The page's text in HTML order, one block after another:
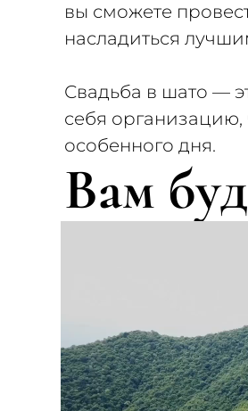
вы сможете
насладиться
Свадьба в шато —
себя
особенного дня.
Вам